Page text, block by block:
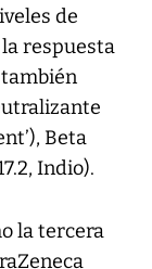
de
respuesta
también
Beta
Indio).
la tercera